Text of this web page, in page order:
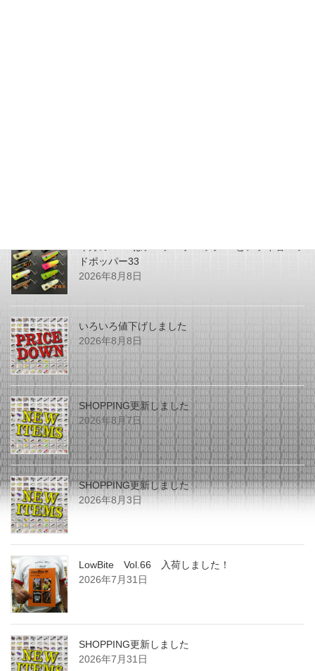
ドポッパー33
2026年8月8日
いろいろ値下げしました
2026年8月8日
SHOPPING更新しました
2026年8月7日
SHOPPING更新しました
2026年8月3日
LowBite Vol.66 入荷しました！
2026年7月31日
SHOPPING更新しました
2026年7月31日